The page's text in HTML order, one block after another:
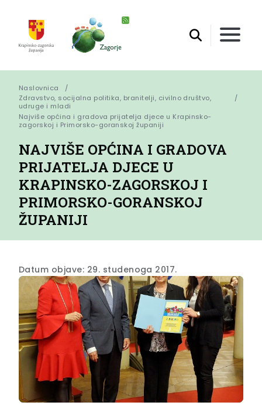
Naslovnica
Zdravstvo, socijalna politika, branitelji, civilno društvo,
udruge i mladi
Najviše općina i gradova prijatelja djece u Krapinsko-
zagorskoj i Primorsko-goranskoj županiji
NAJVIŠE OPĆINA I GRADOVA
PRIJATELJA DJECE U
KRAPINSKO-ZAGORSKOJ I
PRIMORSKO-GORANSKOJ
ŽUPANIJI
Datum objave: 29. studenoga 2017.